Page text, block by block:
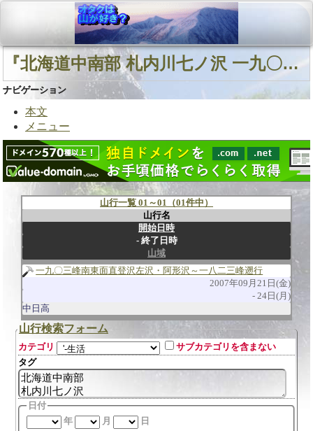
『北海道中南部 札内川七ノ沢 一九〇三峰南東面直登沢』に関連する山行
ナビゲーション
本文
メニュー
山行一覧 01～01（01件中）
山行名
開始日時
終了日時
山域
一九〇三峰南東面直登沢左沢・阿形沢～一八二三峰遡行
2007年09月21日(金)
24日(月)
中日高
山行検索フォーム
カテゴリ
サブカテゴリを含まない
タグ
日付
年
月 日